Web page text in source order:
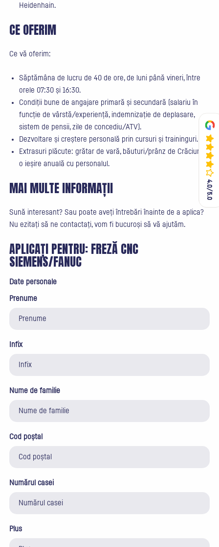
4.0/5.0
4.0/5.0
Heidenhain.
CE OFERIM
Ce vă oferim:
Săptămâna de lucru de 40 de ore, de luni până vineri, între
orele 07:30 și 16:30.
Condiții bune de angajare primară și secundară (salariu în
funcție de vârstă/experiență, indemnizație de deplasare,
sistem de pensii, zile de concediu/ATV).
Dezvoltare și creștere personală prin cursuri și traininguri.
Extrasuri plăcute: grătar de vară, băuturi/prânz de Crăciun și
o ieșire anuală cu personalul.
MAI MULTE INFORMAȚII
Sună interesant? Sau poate aveți întrebări înainte de a aplica?
Nu ezitați să ne contactați, vom fi bucuroși să vă ajutăm.
APLICAȚI PENTRU:FREZĂ CNC
SIEMENS/FANUC
Date personale
Prenume
Infix
Nume de familie
Cod poștal
Numărul casei
Plus